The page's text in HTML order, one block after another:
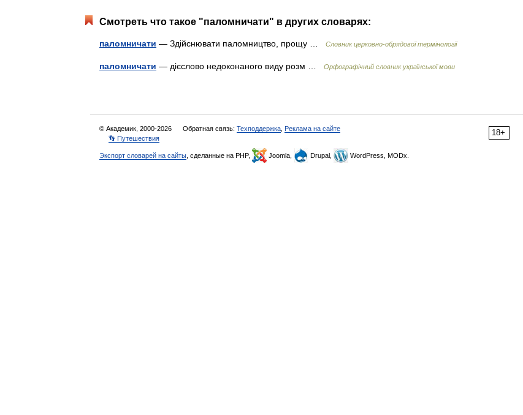
Смотреть что такое "паломничати" в других словарях:
паломничати — Здійснювати паломництво, прощу … Словник церковно-обрядової термінології
паломничати — дієслово недоконаного виду розм … Орфографічний словник української мови
18+
© Академик, 2000-2026 Обратная связь: Техподдержка Реклама на сайте
👣 Путешествия
Экспорт словарей на сайты , сделанные на PHP, Joomla, Drupal, WordPress, MODx.